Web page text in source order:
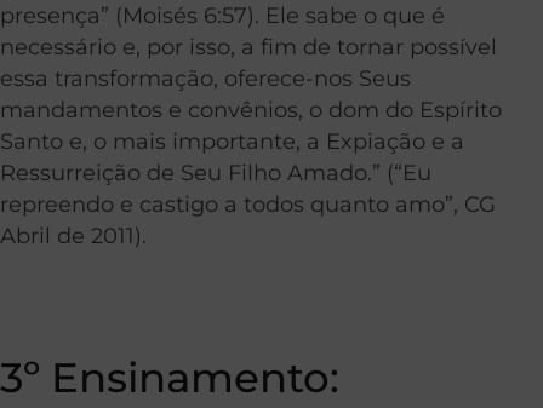
presença” (Moisés 6:57). Ele sabe o que é
necessário e, por isso, a fim de tornar possível
essa transformação, oferece-nos Seus
mandamentos e convênios, o dom do Espírito
Santo e, o mais importante, a Expiação e a
Ressurreição de Seu Filho Amado.” (“Eu
repreendo e castigo a todos quanto amo”, CG
Abril de 2011).
3º Ensinamento: